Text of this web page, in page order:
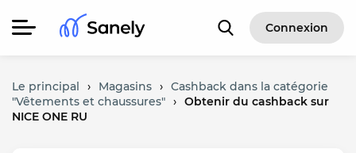
Connexion
Le principal › Magasins › Cashback dans la catégorie
"Vêtements et chaussures" › Obtenir du cashback sur
NICE ONE RU